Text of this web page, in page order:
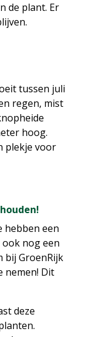
de plant. Er
tussen juli
regen, mist
hoog.
plekje voor
hebben een
nog een
bij GroenRijk
nemen! Dit
deze